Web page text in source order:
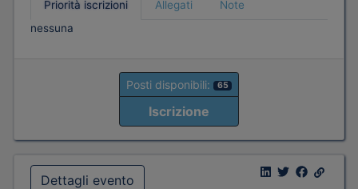
Priorità iscrizioni Allegati
Note
nessuna
Posti disponibili: 65
Iscrizione
Dettagli evento